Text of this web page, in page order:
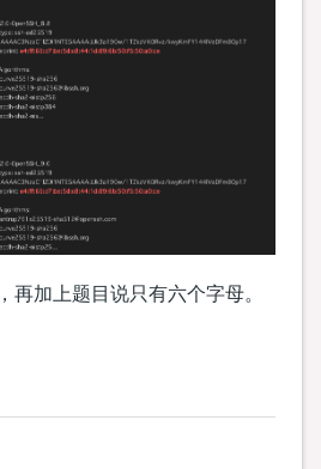
，再加上题目说只有六个字母。